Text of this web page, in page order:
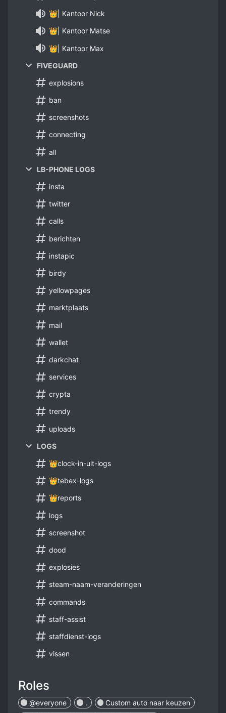
👑| Kantoor Nick
👑| Kantoor Matse
👑| Kantoor Max
FIVEGUARD
explosions
ban
screenshots
connecting
all
LB-PHONE LOGS
insta
twitter
calls
berichten
instapic
birdy
yellowpages
marktplaats
mail
wallet
darkchat
services
crypta
trendy
uploads
LOGS
👑clock-in-uit-logs
👑tebex-logs
👑reports
logs
screenshot
dood
explosies
steam-naam-veranderingen
commands
staff-assist
staffdienst-logs
vissen
Roles
@everyone .
Custom auto naar keuzen